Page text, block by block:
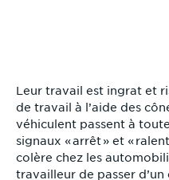
Leur travail est ingrat et
de travail à l’aide des
véhiculent passent à
signaux « arrêt » et «
colère chez les
travailleur de passer